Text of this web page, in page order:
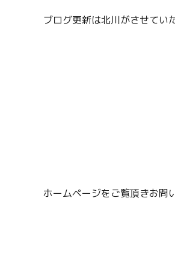
ブログ更新は北川がさせてい
ホームページをご覧頂きお問